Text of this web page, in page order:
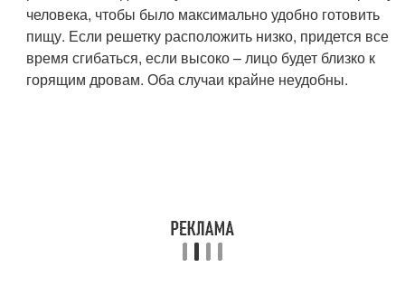
человека, чтобы было максимально удобно готовить
пищу. Если решетку расположить низко, придется все
время сгибаться, если высоко – лицо будет близко к
горящим дровам. Оба случаи крайне неудобны.